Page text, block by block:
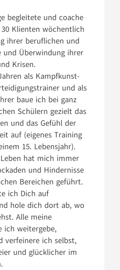
begleitete und coache
Klienten wöchentlich
ihrer beruflichen und
und Überwindung ihrer
Krisen.
als Kampfkunst-
und als
baue ich bei ganz
Schülern gezielt das
und das Gefühl der
auf (eigenes Training
15. Lebensjahr).
hat mich immer
und Hindernisse
Bereichen geführt.
ich Dich auf
hole dich dort ab, wo
Alle meine
ich weitergebe,
verfeinere ich selbst,
und glücklicher im